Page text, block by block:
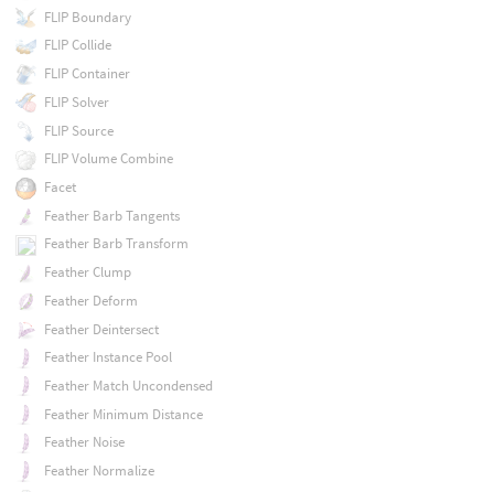
FLIP Boundary
FLIP Collide
FLIP Container
FLIP Solver
FLIP Source
FLIP Volume Combine
Facet
Feather Barb Tangents
Feather Barb Transform
Feather Clump
Feather Deform
Feather Deintersect
Feather Instance Pool
Feather Match Uncondensed
Feather Minimum Distance
Feather Noise
Feather Normalize